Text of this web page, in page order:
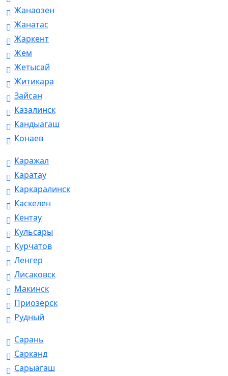
Жанаозен
Жанатас
Жаркент
Жем
Жетысай
Житикара
Зайсан
Казалинск
Кандыагаш
Конаев
Каражал
Каратау
Каркаралинск
Каскелен
Кентау
Кульсары
Курчатов
Ленгер
Лисаковск
Макинск
Приозёрск
Рудный
Сарань
Сарканд
Сарыагаш